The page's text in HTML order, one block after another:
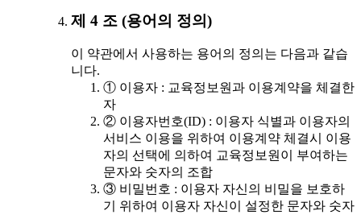
제 4 조 (용어의 정의)
이 약관에서 사용하는 용어의 정의는 다음과 같습
니다.
① 이용자 : 교육정보원과 이용계약을 체결한
자
② 이용자번호(ID) : 이용자 식별과 이용자의
서비스 이용을 위하여 이용계약 체결시 이용
자의 선택에 의하여 교육정보원이 부여하는
문자와 숫자의 조합
③ 비밀번호 : 이용자 자신의 비밀을 보호하
기 위하여 이용자 자신이 설정한 문자와 숫자